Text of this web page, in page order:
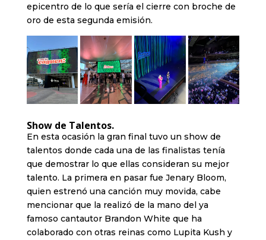
epicentro de lo que sería el cierre con broche de
oro de esta segunda emisión.
Show de Talentos.
En esta ocasión la gran final tuvo un show de
talentos donde cada una de las finalistas tenía
que demostrar lo que ellas consideran su mejor
talento. La primera en pasar fue Jenary Bloom,
quien estrenó una canción muy movida, cabe
mencionar que la realizó de la mano del ya
famoso cantautor Brandon White que ha
colaborado con otras reinas como Lupita Kush y